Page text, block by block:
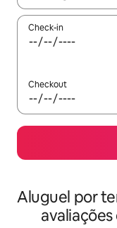
Check-in
Checkout
Aluguel por